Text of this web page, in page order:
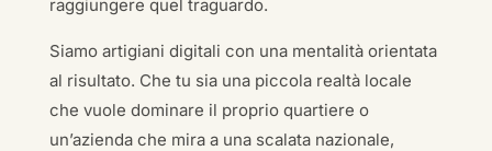
raggiungere quel traguardo.
Siamo artigiani digitali con una mentalità orientata
al risultato. Che tu sia una piccola realtà locale
che vuole dominare il proprio quartiere o
un’azienda che mira a una scalata nazionale,